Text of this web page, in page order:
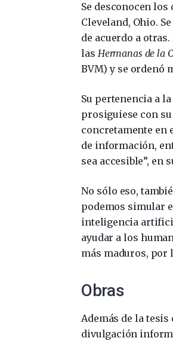
Se desconocen
Cleveland, Ohio.
de acuerdo a
las Hermanas de la
BVM) y se ordenó
Su pertenencia a
prosiguiese con
concretamente en
de información,
sea accesible”, en
No sólo eso,
podemos simular
inteligencia
ayudar a los
más maduros, por
Obras
Además de la
divulgación